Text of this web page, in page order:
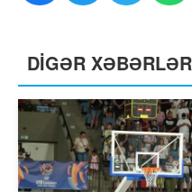
DİGƏR XƏBƏRLƏR